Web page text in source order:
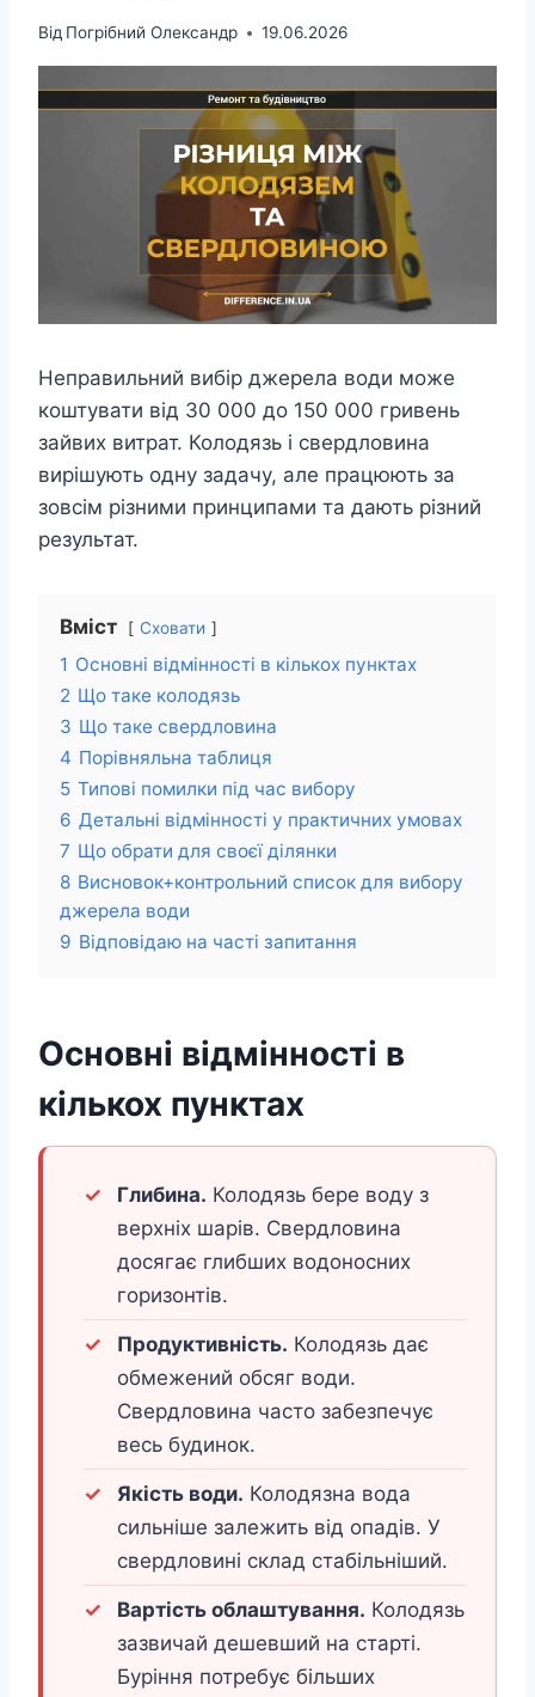
Від Погрібний Олександр 19.06.2026
Неправильний вибір джерела води може
коштувати від 30 000 до 150 000 гривень
зайвих витрат. Колодязь і свердловина
вирішують одну задачу, але працюють за
зовсім різними принципами та дають різний
результат.
Вміст Сховати
1 Основні відмінності в кількох пунктах
2 Що таке колодязь
3 Що таке свердловина
4 Порівняльна таблиця
5 Типові помилки під час вибору
6 Детальні відмінності у практичних умовах
7 Що обрати для своєї ділянки
8 Висновок+контрольний список для вибору
джерела води
9 Відповідаю на часті запитання
Основні відмінності в
кількох пунктах
Глибина. Колодязь бере воду з
верхніх шарів. Свердловина
досягає глибших водоносних
горизонтів.
Продуктивність. Колодязь дає
обмежений обсяг води.
Свердловина часто забезпечує
весь будинок.
Якість води. Колодязна вода
сильніше залежить від опадів. У
свердловині склад стабільніший.
Вартість облаштування. Колодязь
зазвичай дешевший на старті.
Буріння потребує більших